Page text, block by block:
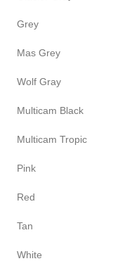
Grey
Mas Grey
Wolf Gray
Multicam Black
Multicam Tropic
Pink
Red
Tan
White